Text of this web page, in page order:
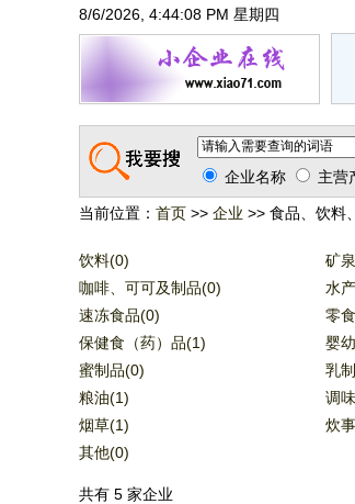
8/6/2026, 4:44:08 PM 星期四
企业名称 主营
当前位置： 首页 >> 企业 >> 食品、饮料
饮料(0) 矿
咖啡、可可及制品(0)
水
速冻食品(0)
零
保健食（药）品(1)
婴
蜜制品(0)
乳
粮油(1)
调
烟草(1)
炊
其他(0)
共有 5 家企业